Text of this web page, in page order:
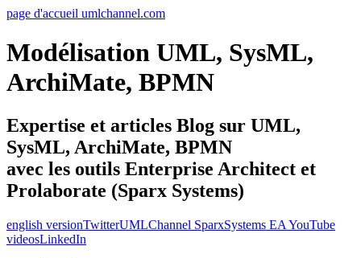
page d'accueil umlchannel.com
Modélisation UML, SysML,
ArchiMate, BPMN
Expertise et articles Blog sur UML,
SysML, ArchiMate, BPMN
avec les outils Enterprise Architect et
Prolaborate (Sparx Systems)
english versionTwitterUMLChannel SparxSystems EA YouTube
videosLinkedIn